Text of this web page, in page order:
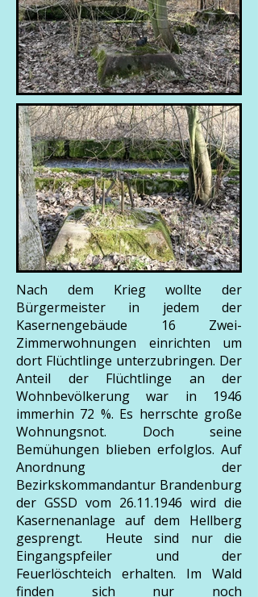
Nach dem Krieg wollte der
Bürgermeister in jedem der
Kasernengebäude 16 Zwei-
Zimmerwohnungen einrichten um
dort Flüchtlinge unterzubringen. Der
Anteil der Flüchtlinge an der
Wohnbevölkerung war in 1946
immerhin 72 %. Es herrschte große
Wohnungsnot. Doch seine
Bemühungen blieben erfolglos. Auf
Anordnung der
Bezirkskommandantur Brandenburg
der GSSD vom 26.11.1946 wird die
Kasernenanlage auf dem Hellberg
gesprengt. Heute sind nur die
Eingangspfeiler und der
Feuerlöschteich erhalten. Im Wald
finden sich nur noch